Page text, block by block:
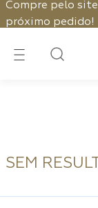
Compre pelo
próximo pedido!
SEM